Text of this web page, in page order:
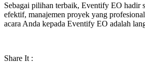
Sebagai pilihan terbaik, Eventify EO hadir
efektif, manajemen proyek yang
acara Anda kepada Eventify EO adalah
Share It :